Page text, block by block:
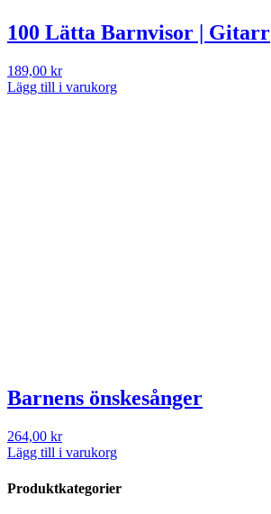
100 Lätta Barnvisor | Gitarr
189,00 kr
Lägg till i varukorg
Barnens önskesånger
264,00 kr
Lägg till i varukorg
Produktkategorier